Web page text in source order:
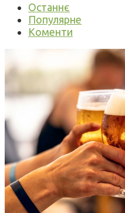
Останнє
Популярне
Коменти